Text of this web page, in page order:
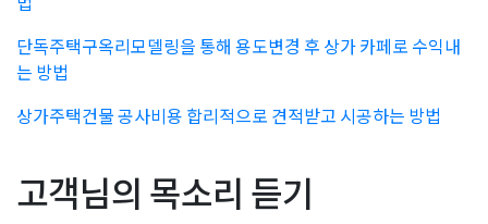
단독주택구옥리모델링을 통해 용도변경 후 상가 카페로 수익내
는 방법
상가주택건물 공사비용 합리적으로 견적받고 시공하는 방법
HACCP시설기준
식품제조가공업,식품제조가공업허가
축인테리어,해썹시설기준인테리어
글
빌딩건물 외벽리모델링 대
수선공사 인허가 대상과 공
광교인테리어 업종에 맞는
디자인 제안과 확실한 시공
고객님의 목소리 듣기